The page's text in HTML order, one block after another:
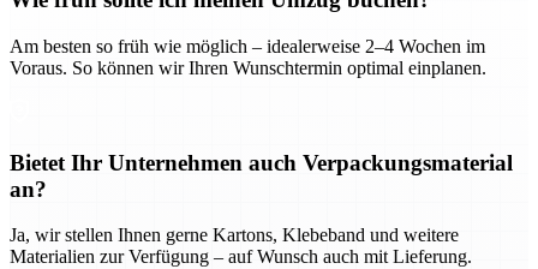
Am besten so früh wie möglich – idealerweise 2–4 Wochen im
Voraus. So können wir Ihren Wunschtermin optimal einplanen.
Bietet Ihr Unternehmen auch Verpackungsmaterial
an?
Ja, wir stellen Ihnen gerne Kartons, Klebeband und weitere
Materialien zur Verfügung – auf Wunsch auch mit Lieferung.